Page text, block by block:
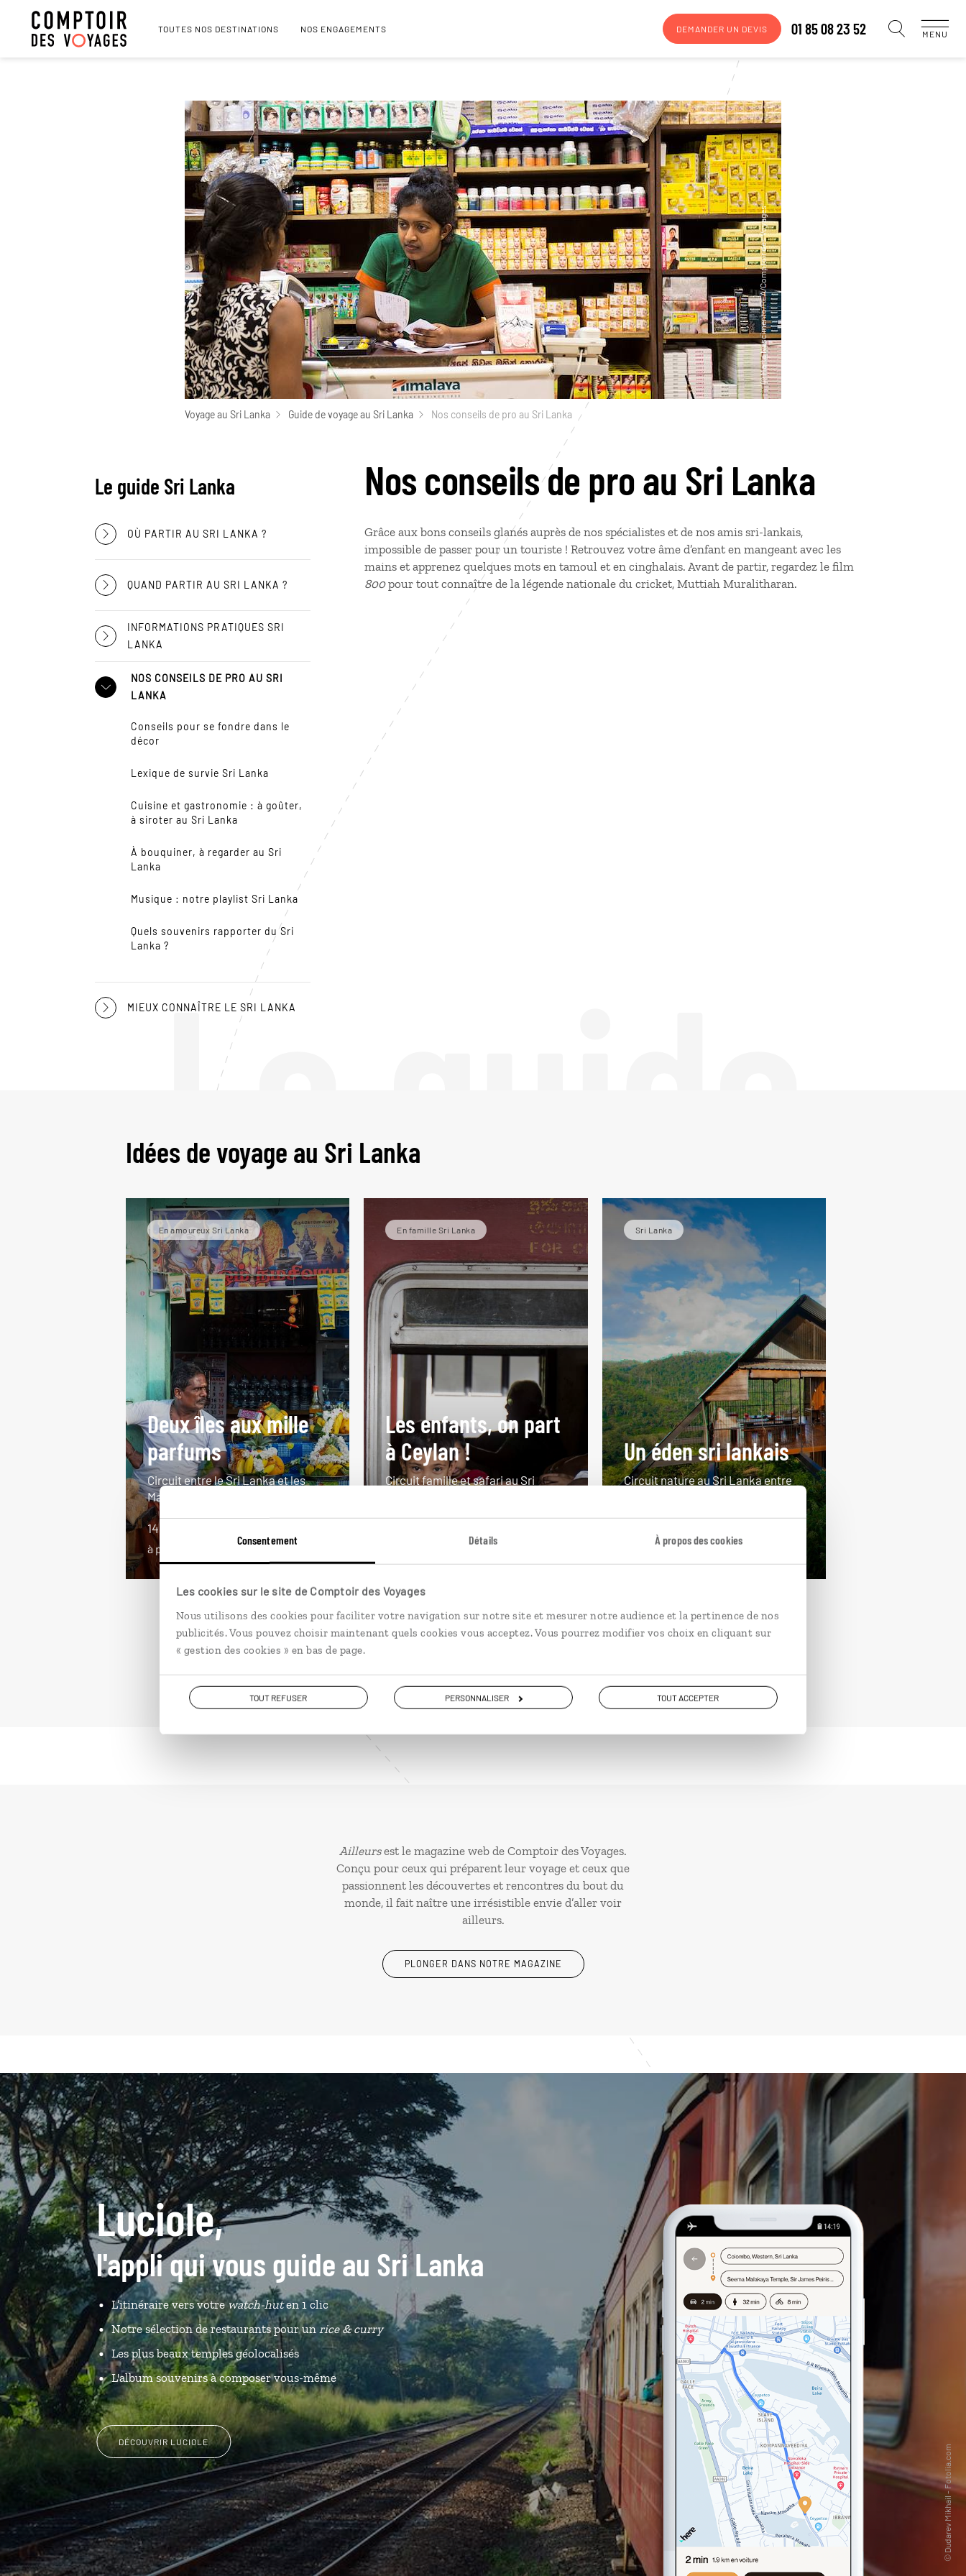
Consentement Détails À propos des cookies
Les cookies sur le site de Comptoir des Voyages
Nous utilisons des cookies pour faciliter votre navigation sur notre site et mesurer notre audience et la pertinence de nos
publicités. Vous pouvez choisir maintenant quels cookies vous acceptez. Vous pourrez modifier vos choix en cliquant sur
« gestion des cookies » en bas de page.
TOUT REFUSER PERSONNALISER TOUT ACCEPTER
TOUTES NOS DESTINATIONS NOS ENGAGEMENTS DEMANDER UN DEVIS 01 85 08 23 52 MENU
Voyage au Sri Lanka Guide de voyage au Sri Lanka Nos conseils de pro au Sri Lanka
Le guide
Le guide Sri Lanka
OÙ PARTIR AU SRI LANKA ?
QUAND PARTIR AU SRI LANKA ?
INFORMATIONS PRATIQUES SRI
LANKA
NOS CONSEILS DE PRO AU SRI
LANKA
Conseils pour se fondre dans le
décor
Lexique de survie Sri Lanka
Cuisine et gastronomie : à goûter,
à siroter au Sri Lanka
À bouquiner, à regarder au Sri
Lanka
Musique : notre playlist Sri Lanka
Quels souvenirs rapporter du Sri
Lanka ?
MIEUX CONNAÎTRE LE SRI LANKA
Nos conseils de pro au Sri Lanka
Grâce aux bons conseils glanés auprès de nos spécialistes et de nos amis sri-lankais,
impossible de passer pour un touriste ! Retrouvez votre âme d’enfant en mangeant avec les
mains et apprenez quelques mots en tamoul et en cinghalais. Avant de partir, regardez le film
800pour tout connaître de la légende nationale du cricket, Muttiah Muralitharan.
Idées de voyage au Sri Lanka
En amoureux Sri Lanka
Deux îles aux mille
parfums
Circuit entre le Sri Lanka et les
Maldives.
14 jours / 11 nuits
à partir de 4800€
En famille Sri Lanka
Les enfants, on part
à Ceylan !
Circuit famille et safari au Sri
à partir de 2100€
Sri Lanka
Un éden sri lankais
Circuit nature au Sri Lanka entre
à partir de 3200€
Ailleursest le magazine web de Comptoir des Voyages.
Conçu pour ceux qui préparent leur voyage et ceux que
passionnent les découvertes et rencontres du bout du
monde, il fait naître une irrésistible envie d’aller voir
ailleurs.
PLONGER DANS NOTRE MAGAZINE
Luciole,
l'appli qui vous guide au Sri Lanka
L’itinéraire vers votrewatch-huten 1 clic
Notre sélection de restaurants pour unrice & curry
Les plus beaux temples géolocalisés
L'album souvenirs à composer vous-même
DÉCOUVRIR LUCIOLE